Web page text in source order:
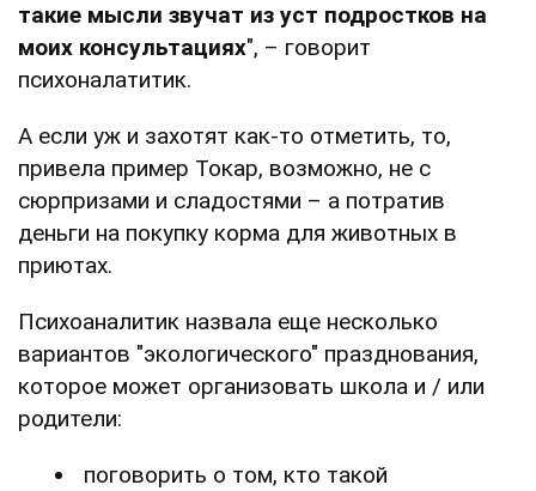
такие мысли звучат из уст подростков на
моих консультациях", – говорит
психоналатитик.
А если уж и захотят как-то отметить, то,
привела пример Токар, возможно, не с
сюрпризами и сладостями – а потратив
деньги на покупку корма для животных в
приютах.
Психоаналитик назвала еще несколько
вариантов "экологического" празднования,
которое может организовать школа и / или
родители:
поговорить о том, кто такой